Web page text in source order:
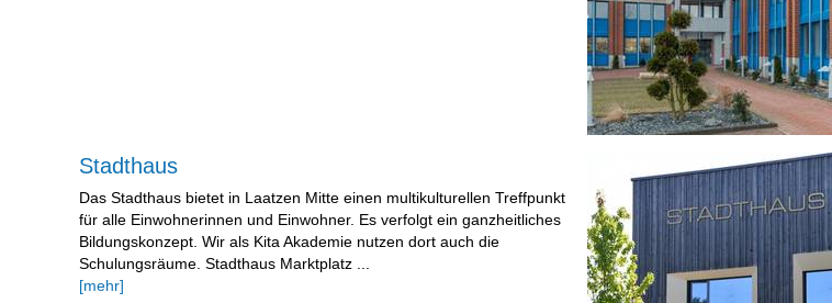
Stadthaus
Das Stadthaus bietet in Laatzen Mitte einen multikulturellen Treffpunkt
für alle Einwohnerinnen und Einwohner. Es verfolgt ein ganzheitliches
Bildungskonzept. Wir als Kita Akademie nutzen dort auch die
Schulungsräume. Stadthaus Marktplatz ...
[mehr]